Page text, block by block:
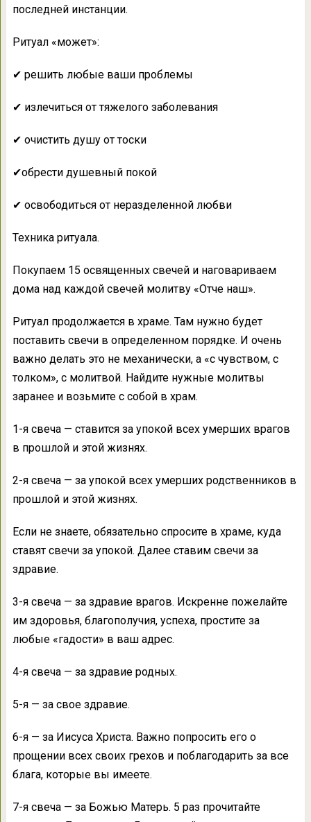
последней инстанции.
Ритуал «может»:
✔ решить любые ваши проблемы
✔ излечиться от тяжелого заболевания
✔ очистить душу от тоски
✔обрести душевный покой
✔ освободиться от неразделенной любви
Техника ритуала.
Покупаем 15 освященных свечей и наговариваем
дома над каждой свечей молитву «Отче наш».
Ритуал продолжается в храме. Там нужно будет
поставить свечи в определенном порядке. И очень
важно делать это не механически, а «с чувством, с
толком», с молитвой. Найдите нужные молитвы
заранее и возьмите с собой в храм.
1-я свеча — ставится за упокой всех умерших врагов
в прошлой и этой жизнях.
2-я свеча — за упокой всех умерших родственников в
прошлой и этой жизнях.
Если не знаете, обязательно спросите в храме, куда
ставят свечи за упокой. Далее ставим свечи за
здравие.
3-я свеча — за здравие врагов. Искренне пожелайте
им здоровья, благополучия, успеха, простите за
любые «гадости» в ваш адрес.
4-я свеча — за здравие родных.
5-я — за свое здравие.
6-я — за Иисуса Христа. Важно попросить его о
прощении всех своих грехов и поблагодарить за все
блага, которые вы имеете.
7-я свеча — за Божью Матерь. 5 раз прочитайте